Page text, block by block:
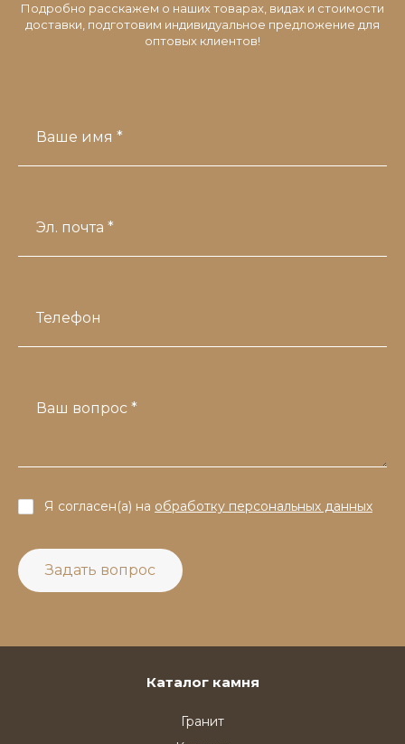
Подробно расскажем о наших товарах, видах и стоимости
доставки, подготовим индивидуальное предложение для
оптовых клиентов!
Ваше имя *
Эл. почта *
Телефон
Ваш вопрос *
Задать вопрос
Я согласен(а) на обработку персональных данных
Каталог камня
Гранит